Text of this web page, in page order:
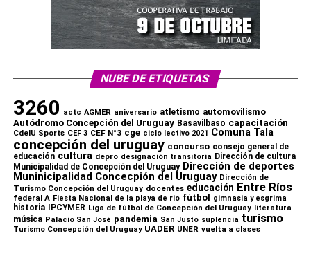
Comparte esto:
X Facebook WhatsApp Imprimir
NUBE DE ETIQUETAS
3260 actc AGMER aniversario atletismo automovilismo
Autódromo Concepción del Uruguay Basavilbaso capacitación
CdelU Sports CEF 3 CEF N°3 cge ciclo lectivo 2021 Comuna Tala
concepción del uruguay concurso consejo general de
educación cultura depro designación transitoria Dirección de cultura
Municipalidad de Concepción del Uruguay Dirección de deportes
Muninicipalidad Concecpión del Uruguay Dirección de
Turismo Concepción del Uruguay docentes educación Entre Ríos
federal A Fiesta Nacional de la playa de rio fútbol gimnasia y esgrima
historia IPCYMER Liga de fútbol de Concepción del Uruguay literatura
música Palacio San José pandemia San Justo suplencia turismo
Turismo Concepción del Uruguay UADER UNER vuelta a clases